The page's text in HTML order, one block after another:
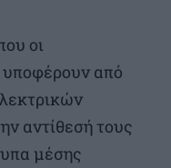
οι
υποφέρουν από
αντίθεσή τους
μέσης